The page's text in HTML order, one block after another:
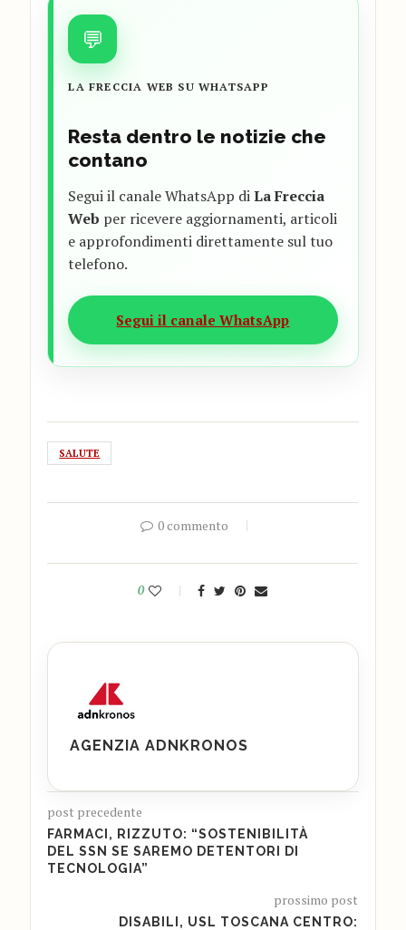
💬
LA FRECCIA WEB SU WHATSAPP
Resta dentro le notizie che
contano
Segui il canale WhatsApp diLa Freccia
Web per ricevere aggiornamenti, articoli
e approfondimenti direttamente sul tuo
telefono.
Segui il canale WhatsApp
SALUTE
0 commento
0
AGENZIA ADNKRONOS
post precedente
FARMACI, RIZZUTO: “SOSTENIBILITÀ
DEL SSN SE SAREMO DETENTORI DI
TECNOLOGIA”
prossimo post
DISABILI, USL TOSCANA CENTRO: